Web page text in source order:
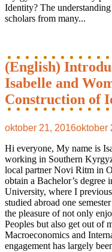
Identity? The
scholars from many...
(English)
Isabelle and
Construction of
oktober 21, 2016oktober
Hi everyone, My name is
working in Southern
local partner Novi Ritm in
obtain a Bachelor’s degree
University, where I
studied abroad one
the pleasure of not only
Peoples but also get out of
Macroeconomics and
engagement has largely